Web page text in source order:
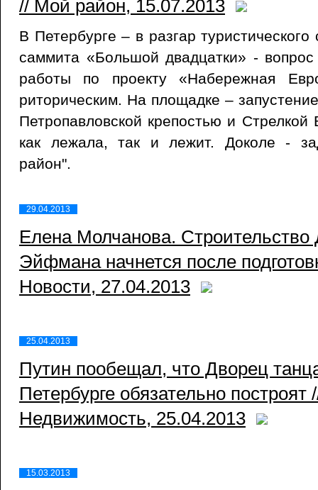
// Мой район, 15.07.2013
В Петербурге – в разгар
саммита «Большой двадцатки» - вопрос
работы по проекту «Набережная
риторическим. На площадке –
Петропавловской крепостью и Стрелкой
как лежала, так и лежит. Доколе -
район".
29.04.2013
Елена Молчанова. Строительство
Эйфмана начнется после
Новости, 27.04.2013
25.04.2013
Путин пообещал, что Дворец
Петербурге обязательно
Недвижимость, 25.04.2013
15.03.2013